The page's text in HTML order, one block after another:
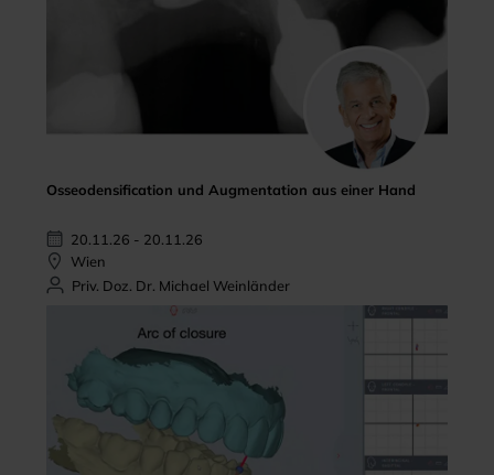
Osseodensification und Augmentation aus einer Hand
20.11.26 - 20.11.26
Wien
Priv. Doz. Dr. Michael Weinländer